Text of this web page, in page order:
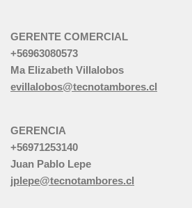
GERENTE COMERCIAL
+56963080573
Ma Elizabeth Villalobos
evillalobos@tecnotambores.cl
GERENCIA
+56971253140
Juan Pablo Lepe
jplepe@tecnotambores.cl